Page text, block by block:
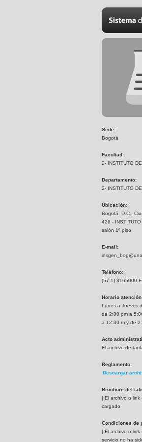
Sede:
Bogotá
Facultad:
2- INSTITUTO
Departamento:
2- INSTITUTO
Ubicación:
Bogotá, D.C.,
426 - INSTITUTO
salón 1º piso
E-mail:
Teléfono:
(57 1) 3165000
Horario
Lunes a Jueves
de 2:00 pm a
a 12:30 m y de
Acto
El archivo de
Reglamento:
Descargar
Brochure del
| El archivo o
cargado
Condiciones de
| El archivo o
servicio no ha